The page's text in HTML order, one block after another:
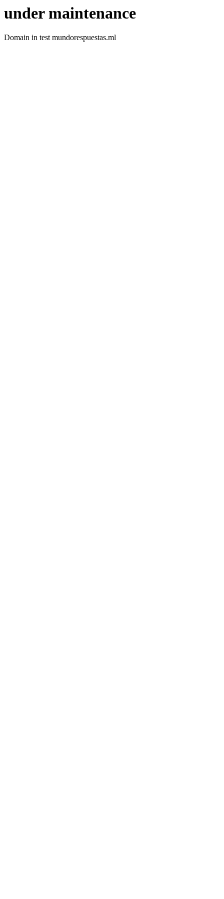
under maintenance
Domain in test mundorespuestas.ml